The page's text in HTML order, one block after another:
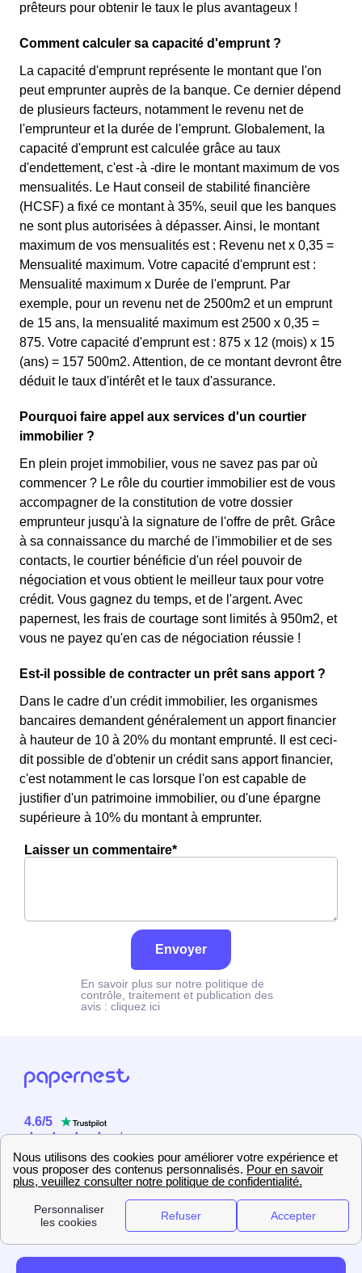
prêteurs pour obtenir le taux le plus avantageux !
Comment calculer sa capacité d'emprunt ?
La capacité d'emprunt représente le montant que l'on
peut emprunter auprès de la banque. Ce dernier dépend
de plusieurs facteurs, notamment le revenu net de
l'emprunteur et la durée de l'emprunt. Globalement, la
capacité d'emprunt est calculée grâce au taux
d'endettement, c'est -à -dire le montant maximum de vos
mensualités. Le Haut conseil de stabilité financière
(HCSF) a fixé ce montant à 35%, seuil que les banques
ne sont plus autorisées à dépasser. Ainsi, le montant
maximum de vos mensualités est : Revenu net x 0,35 =
Mensualité maximum. Votre capacité d'emprunt est :
Mensualité maximum x Durée de l'emprunt. Par
exemple, pour un revenu net de 2500m2 et un emprunt
de 15 ans, la mensualité maximum est 2500 x 0,35 =
875. Votre capacité d'emprunt est : 875 x 12 (mois) x 15
(ans) = 157 500m2. Attention, de ce montant devront être
déduit le taux d'intérêt et le taux d'assurance.
Pourquoi faire appel aux services d'un courtier
immobilier ?
En plein projet immobilier, vous ne savez pas par où
commencer ? Le rôle du courtier immobilier est de vous
accompagner de la constitution de votre dossier
emprunteur jusqu'à la signature de l'offre de prêt. Grâce
à sa connaissance du marché de l'immobilier et de ses
contacts, le courtier bénéficie d'un réel pouvoir de
négociation et vous obtient le meilleur taux pour votre
crédit. Vous gagnez du temps, et de l'argent. Avec
papernest, les frais de courtage sont limités à 950m2, et
vous ne payez qu'en cas de négociation réussie !
Est-il possible de contracter un prêt sans apport ?
Dans le cadre d'un crédit immobilier, les organismes
bancaires demandent généralement un apport financier
à hauteur de 10 à 20% du montant emprunté. Il est ceci-
dit possible de d'obtenir un crédit sans apport financier,
c'est notamment le cas lorsque l'on est capable de
justifier d'un patrimoine immobilier, ou d'une épargne
supérieure à 10% du montant à emprunter.
Laisser un commentaire*
Envoyer
En savoir plus sur notre politique de
contrôle, traitement et publication des
avis : cliquez ici
4.6/5
2358 utilisateurs